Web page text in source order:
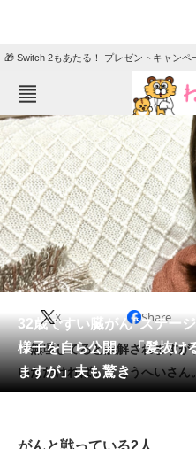
🎁 Switch 2もあたる！ プレゼントキャンペ
ねとらぼメニュー
TOP
エンタメ
グルメ
住まい
動物
会員記事
メディア
注目記事を集めた総合ページ
32歳ですい臓がん“ステー
様子を自ら公開 「髪抜け
ますが」夫も驚き
X Share
「無理してると誤解されます
いただければ」とこうへいさん